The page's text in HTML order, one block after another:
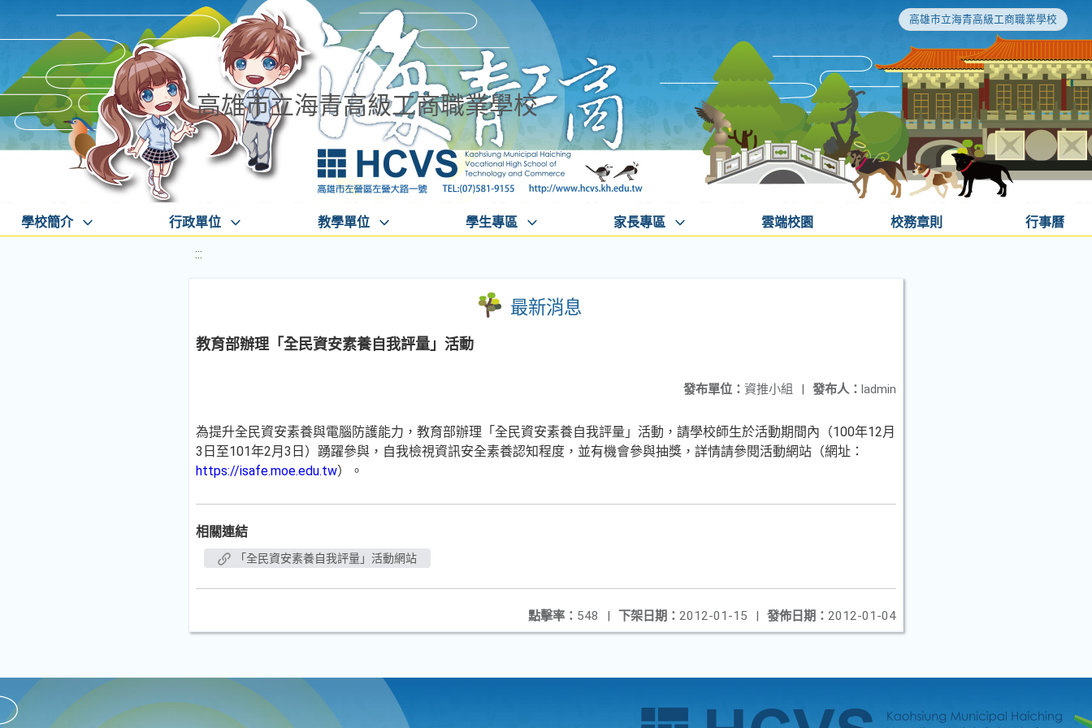
高雄市立海青高級工商職業學校
高雄市立海青高級工商職業學校
學校簡介 行政單位 教學單位 學生專區 家長專區 雲端校園 校務章則 行事曆
:::
最新消息
教育部辦理「全民資安素養自我評量」活動
發布人： ladmin
發布單位： 資推小組 |
為提升全民資安素養與電腦防護能力，教育部辦理「全民資安素養自我評量」活動，請學校師生於活動期間內（100年12月
3日至101年2月3日）踴躍參與，自我檢視資訊安全素養認知程度，並有機會參與抽獎，詳情請參閱活動網站（網址：
https://isafe.moe.edu.tw）。
相關連結
「全民資安素養自我評量」活動網站
發佈日期： 2012-01-04
下架日期： 2012-01-15 |
點擊率： 548 |